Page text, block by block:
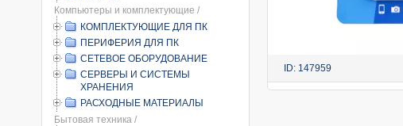
Компьютеры и комплектующие /
КОМПЛЕКТУЮЩИЕ ДЛЯ ПК
ПЕРИФЕРИЯ ДЛЯ ПК
СЕТЕВОЕ ОБОРУДОВАНИЕ
СЕРВЕРЫ И СИСТЕМЫ
ХРАНЕНИЯ
РАСХОДНЫЕ МАТЕРИАЛЫ
Бытовая техника /
ID: 147959